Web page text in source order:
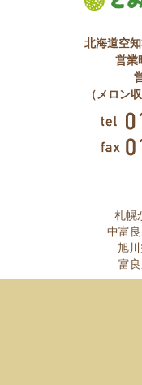
北海道空
営業
（メロン
札幌
中富
旭
富